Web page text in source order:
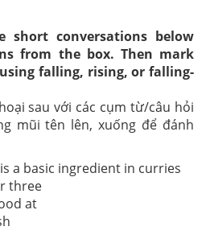
short conversations below
from the box. Then mark
falling, rising, or falling-
sau với các cụm từ/câu hỏi
mũi tên lên, xuống để đánh
a basic ingredient in curries
three
at